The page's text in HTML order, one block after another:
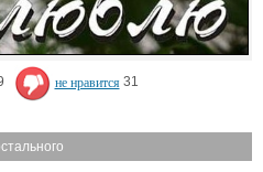
не нравится 31